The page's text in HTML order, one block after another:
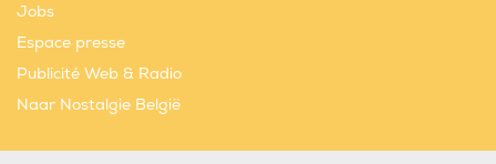
Jobs
Espace presse
Publicité Web & Radio
Naar Nostalgie België